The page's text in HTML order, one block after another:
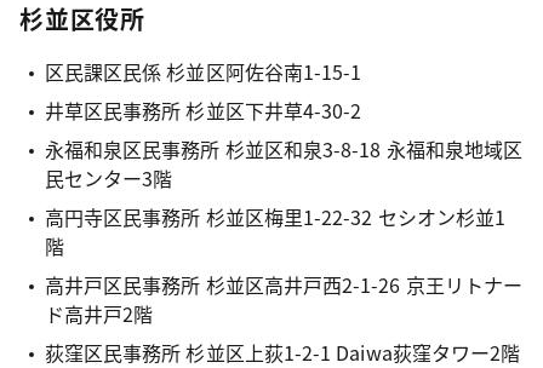
杉並区役所
区民課区民係 杉並区阿佐谷南1-15-1
井草区民事務所 杉並区下井草4-30-2
永福和泉区民事務所 杉並区和泉3-8-18 永福和泉地域区
民センター3階
高円寺区民事務所 杉並区梅里1-22-32 セシオン杉並1
階
高井戸区民事務所 杉並区高井戸西2-1-26 京王リトナー
ド高井戸2階
荻窪区民事務所 杉並区上荻1-2-1 Daiwa荻窪タワー2階